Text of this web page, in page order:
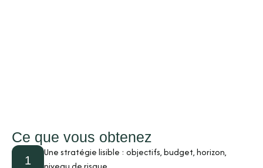
Ce que vous obtenez
1
Une stratégie lisible : objectifs, budget, horizon,